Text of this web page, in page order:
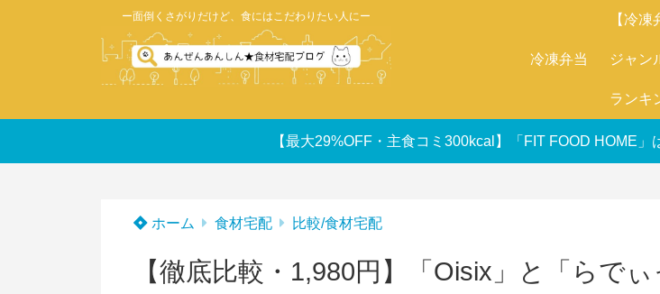
ー面倒くさがりだけど、食にはこだわりたい人にー
冷凍弁当
【冷凍
ジャン
ランキ
【最大29%OFF・主食コミ300kcal】「FIT FOOD HOME
ホーム 食材宅配 比較/食材宅配
【徹底比較・1,980円】「Oisix」と「らで